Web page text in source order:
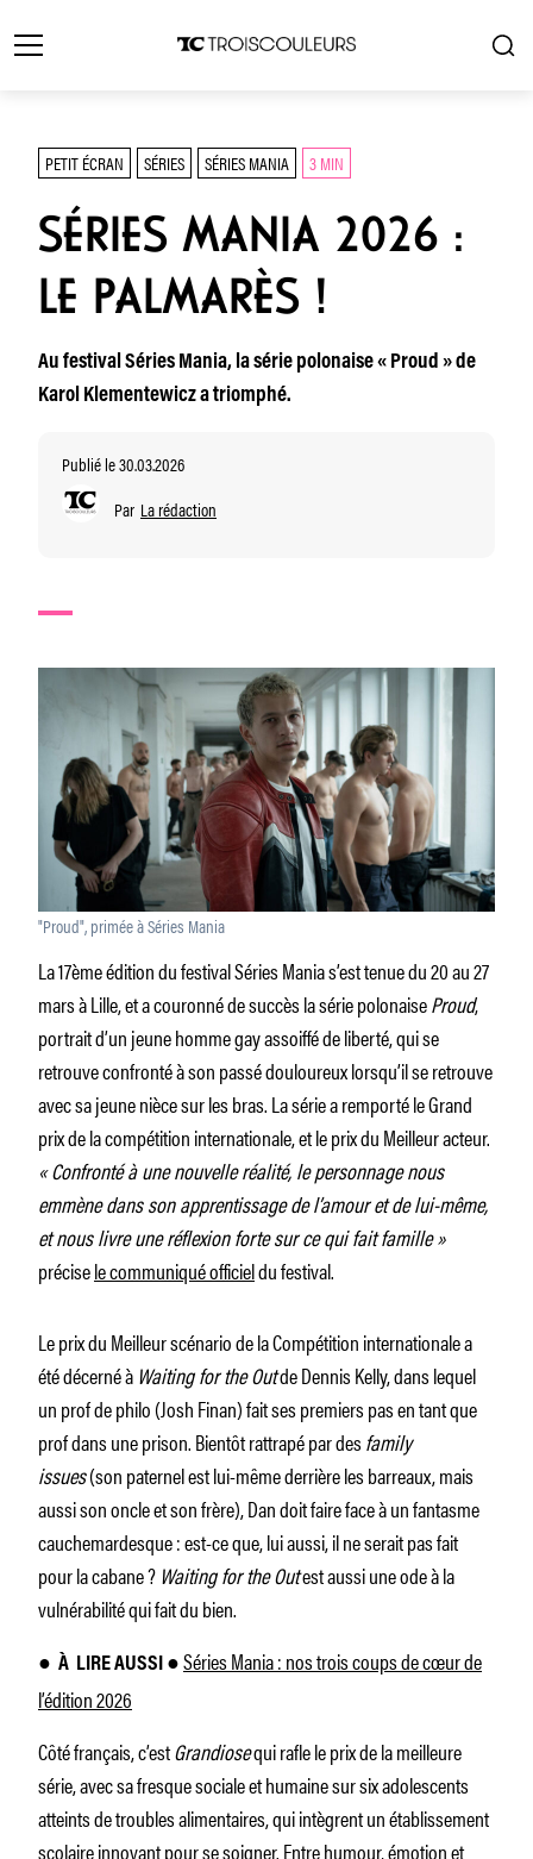
PETIT ÉCRAN SÉRIES SÉRIES MANIA 3 MIN
SÉRIES MANIA 2026 :
LE PALMARÈS !
Au festival Séries Mania, la série polonaise « Proud » de
Karol Klementewicz a triomphé.
Publié le 30.03.2026
Par La rédaction
"Proud", primée à Séries Mania
La 17ème édition du festival Séries Mania s’est tenue du 20 au 27
mars à Lille, et a couronné de succès la série polonaiseProud,
portrait d’un jeune homme gay assoiffé de liberté, qui se
retrouve confronté à son passé douloureux lorsqu’il se retrouve
avec sa jeune nièce sur les bras. La série a remporté le Grand
prix de la compétition internationale, et le prix du Meilleur acteur.
« Confronté à une nouvelle réalité, le personnage nous
emmène dans son apprentissage de l’amour et de lui-même,
et nous livre une réflexion forte sur ce qui fait famille »
précisele communiqué officieldu festival.
Le prix du Meilleur scénario de la Compétition internationale a
été décerné àWaiting for the Outde Dennis Kelly, dans lequel
un prof de philo (Josh Finan) fait ses premiers pas en tant que
prof dans une prison. Bientôt rattrapé par desfamily
issues(son paternel est lui-même derrière les barreaux, mais
aussi son oncle et son frère), Dan doit faire face à un fantasme
cauchemardesque : est-ce que, lui aussi, il ne serait pas fait
pour la cabane ?Waiting for the Outest aussi une ode à la
vulnérabilité qui fait du bien.
● À LIRE AUSSI ● Séries Mania : nos trois coups de cœur de
l’édition 2026
Côté français, c’estGrandiosequi rafle le prix de la meilleure
série, avec sa fresque sociale et humaine sur six adolescents
atteints de troubles alimentaires, qui intègrent un établissement
scolaire innovant pour se soigner. Entre humour, émotion et